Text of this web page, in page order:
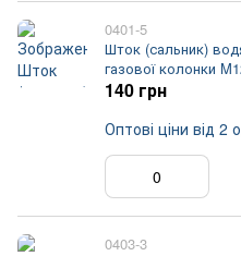
0401-5
Шток (сальник)
газової колонки
140 грн
Оптові ціни від 2
0403-3